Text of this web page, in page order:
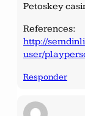
Petoskey
References:
http://
user/
Responder